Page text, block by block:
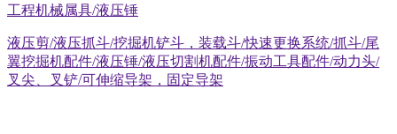
工程机械属具/液压锤
液压剪/液压抓斗/挖掘机铲斗，装载斗/快速更换系统/抓斗/尾
翼挖掘机配件/液压锤/液压切割机配件/振动工具配件/动力头/
叉尖、叉铲/可伸缩导架，固定导架